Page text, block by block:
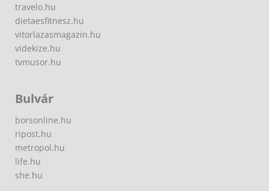
travelo.hu
dietaesfitnesz.hu
vitorlazasmagazin.hu
videkize.hu
tvmusor.hu
Bulvár
borsonline.hu
ripost.hu
metropol.hu
life.hu
she.hu